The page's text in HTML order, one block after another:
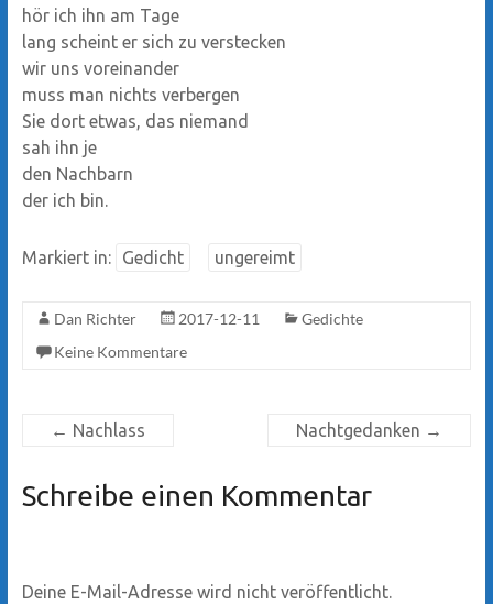
hör ich ihn am Tage
lang scheint er sich zu verstecken
wir uns voreinander
muss man nichts verbergen
Sie dort etwas, das niemand
sah ihn je
den Nachbarn
der ich bin.
Markiert in: Gedicht ungereimt
Dan Richter 2017-12-11
Gedichte
Keine Kommentare
← Nachlass Nachtgedanken →
Schreibe einen Kommentar
Deine E-Mail-Adresse wird nicht veröffentlicht.